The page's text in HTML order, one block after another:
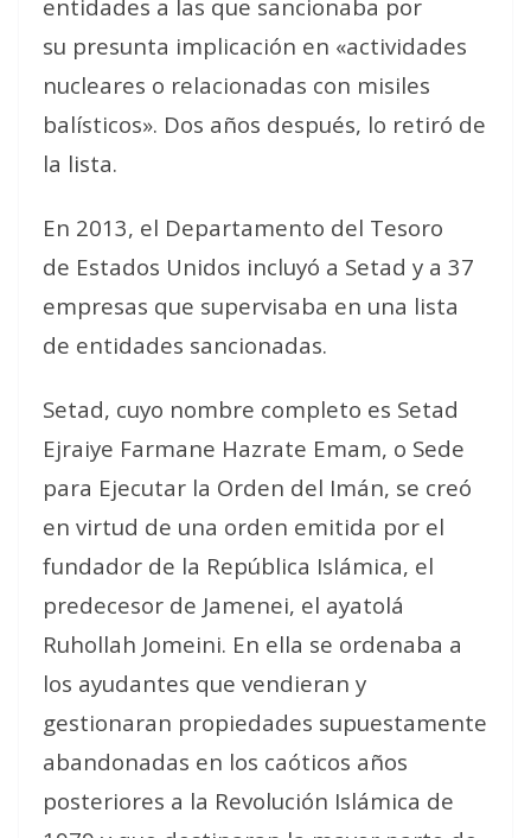
entidades a las que sancionaba por
su presunta implicación en «actividades
nucleares o relacionadas con misiles
balísticos». Dos años después, lo retiró de
la lista.
En 2013, el Departamento del Tesoro
de Estados Unidos incluyó a Setad y a 37
empresas que supervisaba en una lista
de entidades sancionadas.
Setad, cuyo nombre completo es Setad
Ejraiye Farmane Hazrate Emam, o Sede
para Ejecutar la Orden del Imán, se creó
en virtud de una orden emitida por el
fundador de la República Islámica, el
predecesor de Jamenei, el ayatolá
Ruhollah Jomeini. En ella se ordenaba a
los ayudantes que vendieran y
gestionaran propiedades supuestamente
abandonadas en los caóticos años
posteriores a la Revolución Islámica de